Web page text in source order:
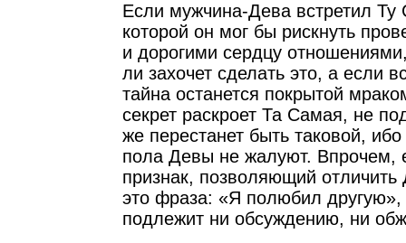
Если мужчина-Дева встретил
которой он мог бы рискнуть
и дорогими сердцу
ли захочет сделать это, а если
тайна останется покрытой
секрет раскроет Та Самая, не
же перестанет быть таковой,
пола Девы не жалуют. Впрочем,
признак, позволяющий
это фраза: «Я полюбил другую»,
подлежит ни обсуждению, ни